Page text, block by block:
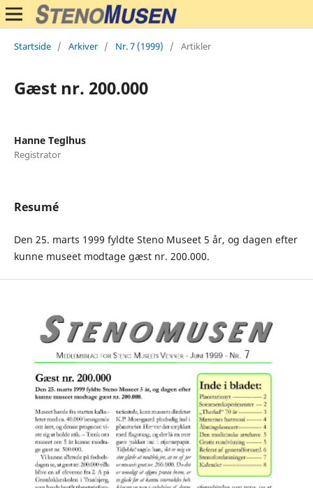
Startside / Arkiver / Nr. 7 (1999) / Artikler
Gæst nr. 200.000
Hanne Teglhus
Registrator
Resumé
Den 25. marts 1999 fyldte Steno Museet 5 år, og dagen efter
kunne museet modtage gæst nr. 200.000.